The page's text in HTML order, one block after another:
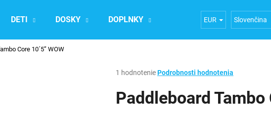
DETI DOSKY DOPLNKY Ubytovanie na FUERTE
EUR Slovenčina
Core 10´5” WOW
Priemerné
produktu
je
1 hodnoteniePodrobnosti hodnotenia
Paddleboard Tambo
Čo potrebujete nájsť?
HĽADAŤ